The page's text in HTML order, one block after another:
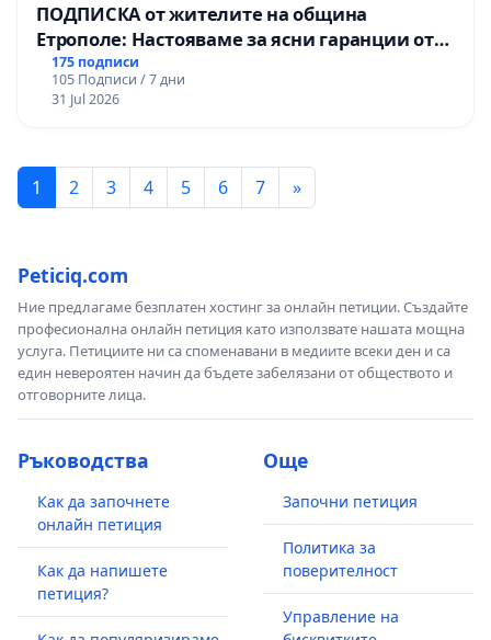
ПОДПИСКА от жителите на община
Етрополе: Настояваме за ясни гаранции от
“Елаците-МЕД” АД и от държавата, че ще се
изпълнят всички екологични норми!
175 подписи
105 Подписи / 7 дни
31 Jul 2026
1 2 3 4 5 6 7 »
Peticiq.com
Ние предлагаме безплатен хостинг за онлайн петиции. Създайте
професионална онлайн петиция като използвате нашата мощна
услуга. Петициите ни са споменавани в медиите всеки ден и са
един невероятен начин да бъдете забелязани от обществото и
отговорните лица.
Ръководства
Как да започнете
онлайн петиция
Как да напишете
петиция?
Още
Започни петиция
Политика за
поверителност
Управление на